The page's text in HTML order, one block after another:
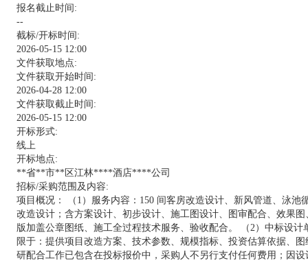
报名截止时间:
--
截标/开标时间:
2026-05-15 12:00
文件获取地点:
文件获取开始时间:
2026-04-28 12:00
文件获取截止时间:
2026-05-15 12:00
开标形式:
线上
开标地点:
**省**市**区江林****酒店****公司
招标/采购范围及内容:
项目概况： （1）服务内容：150 间客房改造设计、新风管道、泳
改造设计；含方案设计、初步设计、施工图设计、图审配合、效果
版加盖公章图纸、施工全过程技术服务、验收配合。 （2）中标设
限于：提供项目改造方案、技术参数、规模指标、投资估算依据、
研配合工作已包含在投标报价中，采购人不另行支付任何费用；因